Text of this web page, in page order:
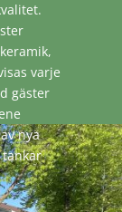
varje
gäster
nya